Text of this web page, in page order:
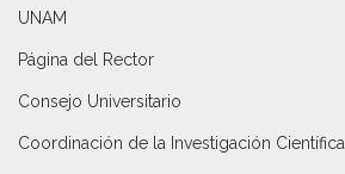
UNAM
Página del Rector
Consejo Universitario
Coordinación de la Investigación Científica